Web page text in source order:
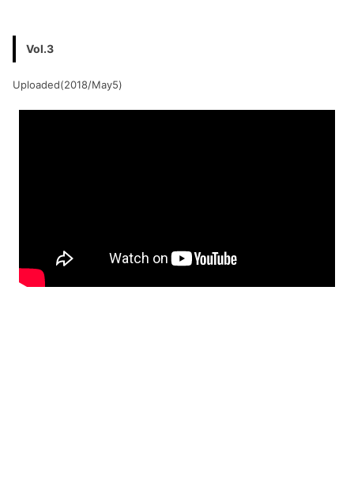
Vol.3
Uploaded(2018/May5)